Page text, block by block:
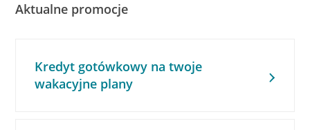
Aktualne promocje
Kredyt gotówkowy na twoje
wakacyjne plany